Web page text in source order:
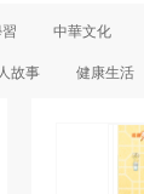
中華文化
故事 健康生活